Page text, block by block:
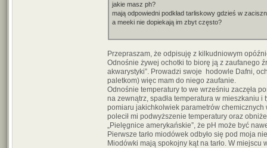
jakie masz ph?
mają odpowiedni podkład tarliskowy gdzieś w
a meeki nie dopiekają im zbyt często?
Przepraszam, że odpisuję z kilkudniowym
Odnośnie żywej ochotki to biorę ją z zaufanego
akwarystyki”. Prowadzi swoje hodowle Dafni,
paletkom) więc mam do niego zaufanie.
Odnośnie temperatury to we wrześniu zaczęła
na zewnątrz, spadła temperatura w mieszkaniu
pomiaru jakichkolwiek parametrów chemicznych
polecił mi podwyższenie temperatury oraz
„Pielęgnice amerykańskie”, że pH może być
Pierwsze tarło miodówek odbyło się pod moja
Miodówki mają spokojny kąt na tarło. W